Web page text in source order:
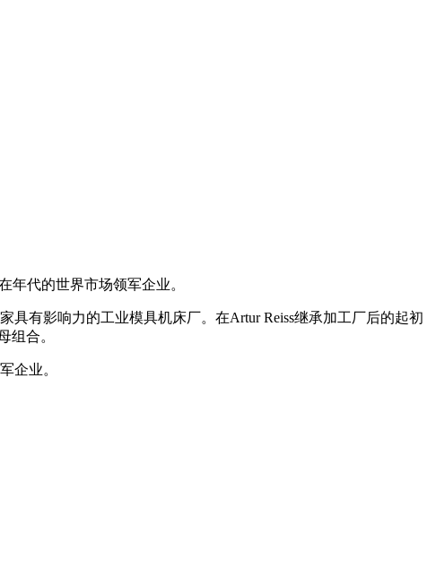
年代的世界市场领军企业。
具有影响力的工业模具机床厂。在Artur Reiss继承加工厂后的起初
组合。
企业。